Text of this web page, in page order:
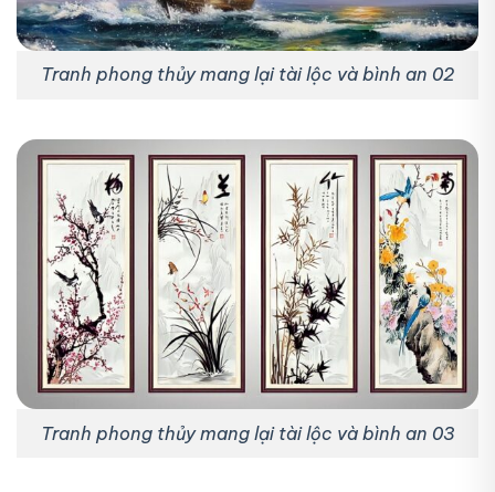
Tranh phong thủy mang lại tài lộc và bình an 02
Tranh phong thủy mang lại tài lộc và bình an 03